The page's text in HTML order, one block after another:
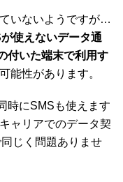
いないようですが…
使えないデータ通
付いた端末で利用す
可能性があります。
時にSMSも使えます
ャリアでのデータ契
じく問題ありませ